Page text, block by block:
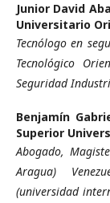
Junior David
Universitario
Tecnólogo en
Tecnológico
Seguridad
Benjamín
Superior
Abogado,
Aragua)
(universidad